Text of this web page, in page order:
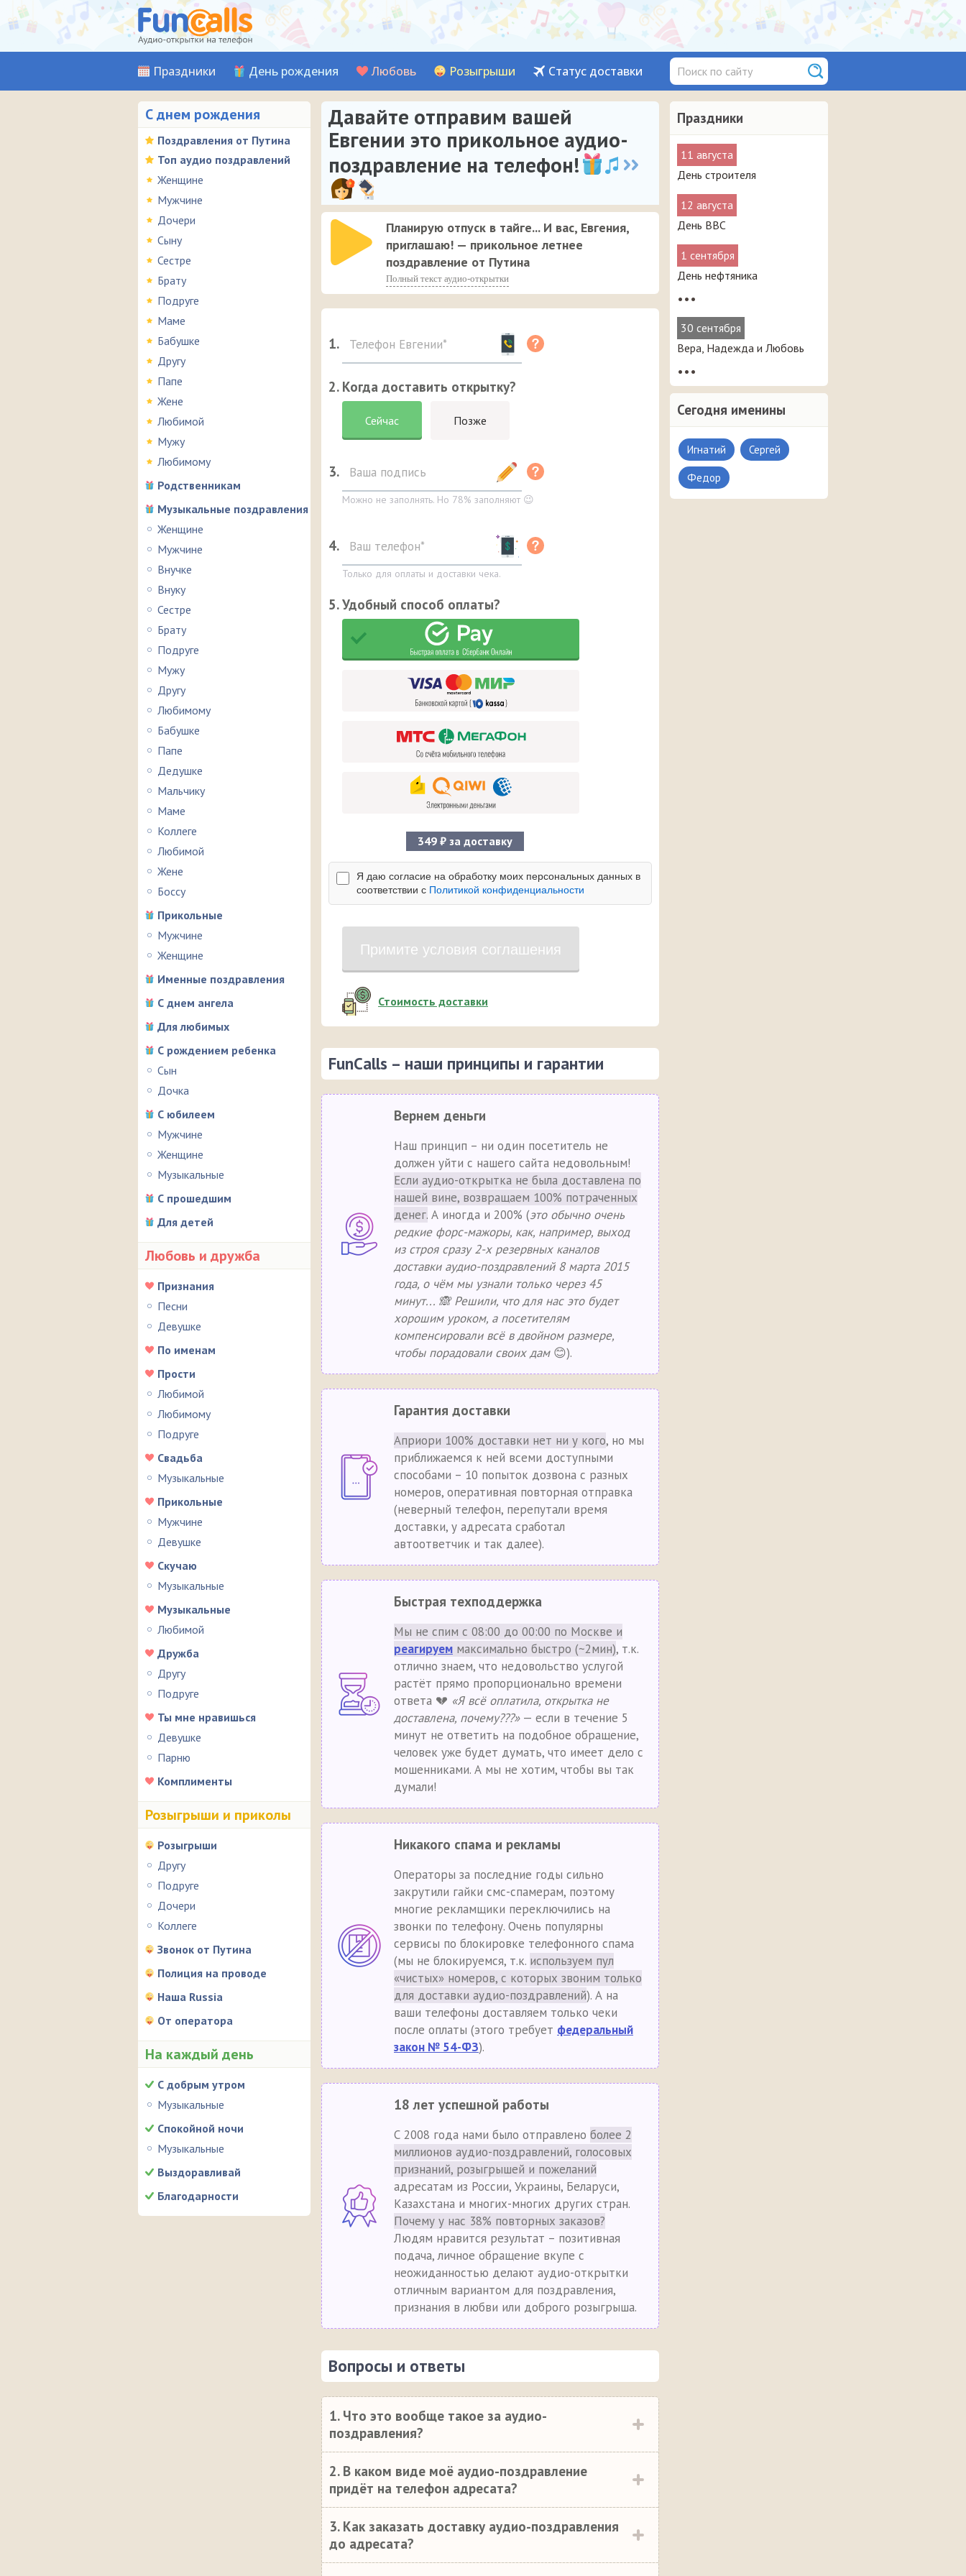
Праздники День рождения Любовь Розыгрыши Статус доставки
С днем рождения
Поздравления от Путина
Топ аудио поздравлений
Женщине
Мужчине
Дочери
Сыну
Сестре
Брату
Подруге
Маме
Бабушке
Другу
Папе
Жене
Любимой
Мужу
Любимому
Родственникам
Музыкальные поздравления
Женщине
Мужчине
Внучке
Внуку
Сестре
Брату
Подруге
Мужу
Другу
Любимому
Бабушке
Папе
Дедушке
Мальчику
Маме
Коллеге
Любимой
Жене
Боссу
Прикольные
Мужчине
Женщине
Именные поздравления
С днем ангела
Для любимых
С рождением ребенка
Сын
Дочка
С юбилеем
Мужчине
Женщине
Музыкальные
С прошедшим
Для детей
Любовь и дружба
Признания
Песни
Девушке
По именам
Прости
Любимой
Любимому
Подруге
Свадьба
Музыкальные
Прикольные
Мужчине
Девушке
Скучаю
Музыкальные
Музыкальные
Любимой
Дружба
Другу
Подруге
Ты мне нравишься
Девушке
Парню
Комплименты
Розыгрыши и приколы
Розыгрыши
Другу
Подруге
Дочери
Коллеге
Звонок от Путина
Полиция на проводе
Наша Russia
От оператора
На каждый день
С добрым утром
Музыкальные
Спокойной ночи
Музыкальные
Выздоравливай
Благодарности
Праздники
11 августа
День строителя
12 августа
День ВВС
1 сентября
День нефтяника
•••
30 сентября
Вера, Надежда и Любовь
•••
Сегодня именины
Игнатий Сергей
Федор
Давайте отправим вашей
Евгении это прикольное аудио-
поздравление на телефон!
Планирую отпуск в тайге... И вас, Евгения,
приглашаю! — прикольное летнее
поздравление от Путина
Полный текст аудио-открытки
1.
2. Когда доставить открытку?
Сейчас Позже
3.
Можно не заполнять. Но 78% заполняют 😉
4.
Только для оплаты и доставки чека.
5. Удобный способ оплаты?
349 ₽ за доставку
Я даю согласие на обработку моих персональных данных в
соответствии с Политикой конфиденциальности
Примите условия соглашения
Стоимость доставки
FunCalls – наши принципы и гарантии
Вернем деньги
Наш принцип – ни один посетитель не
должен уйти с нашего сайта недовольным!
Если аудио-открытка не была доставлена по
нашей вине, возвращаем 100% потраченных
денег. А иногда и 200% (это обычно очень
редкие форс-мажоры, как, например, выход
из строя сразу 2-х резервных каналов
доставки аудио-поздравлений 8 марта 2015
года, о чём мы узнали только через 45
минут... 🙈 Решили, что для нас это будет
хорошим уроком, а посетителям
компенсировали всё в двойном размере,
чтобы порадовали своих дам😊).
Гарантия доставки
Априори 100% доставки нет ни у кого, но мы
приближаемся к ней всеми доступными
способами – 10 попыток дозвона с разных
номеров, оперативная повторная отправка
(неверный телефон, перепутали время
доставки, у адресата сработал
автоответчик и так далее).
Быстрая техподдержка
Мы не спим с 08:00 до 00:00 по Москве и
реагируем максимально быстро (~2мин), т.к.
отлично знаем, что недовольство услугой
растёт прямо пропорционально времени
ответа 💔 «Я всё оплатила, открытка не
доставлена, почему???»— если в течение 5
минут не ответить на подобное обращение,
человек уже будет думать, что имеет дело с
мошенниками. А мы не хотим, чтобы вы так
думали!
Никакого спама и рекламы
Операторы за последние годы сильно
закрутили гайки смс-спамерам, поэтому
многие рекламщики переключились на
звонки по телефону. Очень популярны
сервисы по блокировке телефонного спама
(мы не блокируемся, т.к. используем пул
«чистых» номеров, с которых звоним только
для доставки аудио-поздравлений). А на
ваши телефоны доставляем только чеки
после оплаты (этого требует федеральный
закон № 54-ФЗ).
18 лет успешной работы
С 2008 года нами было отправлено более 2
миллионов аудио-поздравлений, голосовых
признаний, розыгрышей и пожеланий
адресатам из России, Украины, Беларуси,
Казахстана и многих-многих других стран.
Почему у нас 38% повторных заказов?
Людям нравится результат – позитивная
подача, личное обращение вкупе с
неожиданностью делают аудио-открытки
отличным вариантом для поздравления,
признания в любви или доброго розыгрыша.
Вопросы и ответы
1. Что это вообще такое за аудио-
поздравления?
2. В каком виде моё аудио-поздравление
придёт на телефон адресата?
3. Как заказать доставку аудио-поздравления
до адресата?